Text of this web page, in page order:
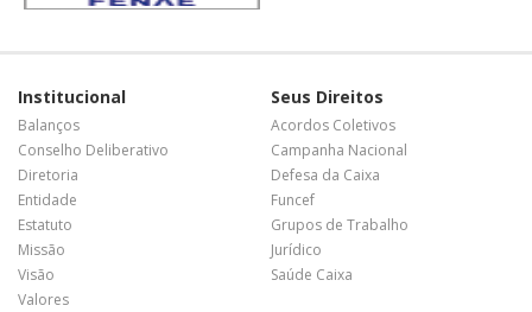
Institucional
Balanços
Conselho Deliberativo
Diretoria
Entidade
Estatuto
Missão
Visão
Valores
Seus Direitos
Acordos Coletivos
Campanha Nacional
Defesa da Caixa
Funcef
Grupos de Trabalho
Jurídico
Saúde Caixa